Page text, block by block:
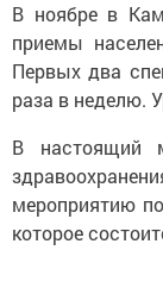
В ноябре в
приемы
Первых два
раза в неделю.
В настоящий
мероприятию
которое